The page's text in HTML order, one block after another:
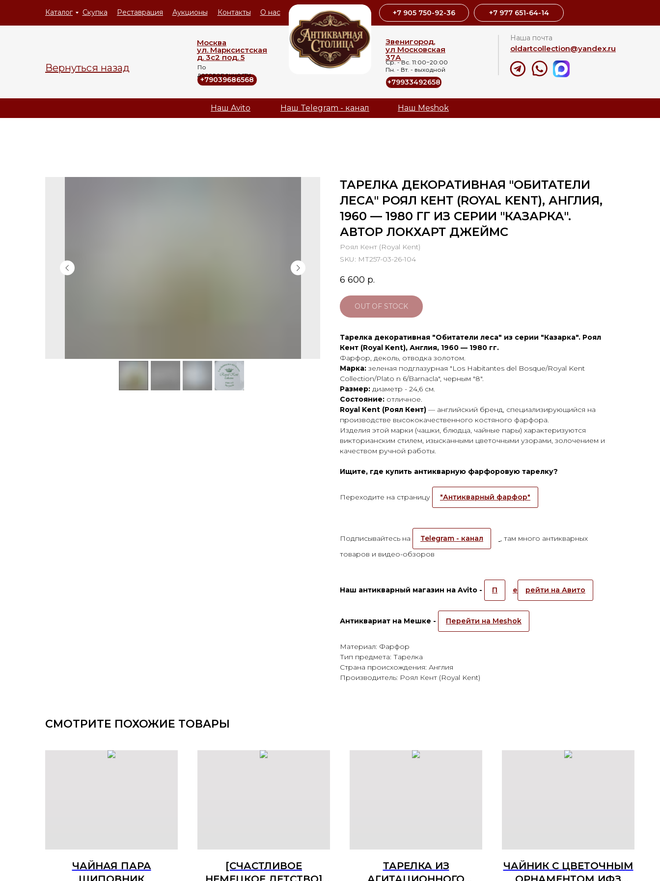
Наша почта
Аукционы
Реставрация
Скупка Контакты О нас
Каталог
oldartcollection@yandex.ru
+7 977 651-64-14
Москва
ул. Марксистская
д. 3с2 под. 5
+79039686568
По
договоренности
+7 905 750-92-36
Вернуться назад
Звенигород,
ул Московская
37А
Ср. - Вс. 11:00−20:00
Пн. - Вт. - выходной
+79933492658
Наш Meshok
Наш Avito Наш Telegram - канал
ТАРЕЛКА ДЕКОРАТИВНАЯ "ОБИТАТЕЛИ
ЛЕСА" РОЯЛ КЕНТ (ROYAL KENT), АНГЛИЯ,
1960 — 1980 ГГ ИЗ СЕРИИ "КАЗАРКА".
АВТОР ЛОКХАРТ ДЖЕЙМС
Роял Кент (Royal Kent)
SKU: МТ257-03-26-104
6 600 р.
OUT OF STOCK
Тарелка декоративная "Обитатели леса" из серии "Казарка". Роял
Кент (Royal Kent), Англия, 1960 — 1980 гг.
Фарфор, деколь, отводка золотом.
Марка: зеленая подглазурная "Los Habitantes del Bosque/Royal Kent
Collection/Plato n 6/Barnacla", черным "8".
Размер: диаметр - 24,6 см.
Состояние: отличное.
Royal Kent (Роял Кент) — английский бренд, специализирующийся на
производстве высококачественного костяного фарфора.
Изделия этой марки (чашки, блюдца, чайные пары) характеризуются
викторианским стилем, изысканными цветочными узорами, золочением и
качеством ручной работы.
Ищите, где купить антикварную фарфоровую тарелку?
Переходите на страницу "Антикварный фарфор"
Подписывайтесь на Telegram - канал
, там много антикварных
товаров и видео-обзоров
Наш антикварный магазин на Avito - П е рейти на Авито
Антиквариат на Мешке - Перейти на Meshok
Материал: Фарфор
Тип предмета: Тарелка
Страна происхождения: Англия
Производитель: Роял Кент (Royal Kent)
СМОТРИТЕ ПОХОЖИЕ ТОВАРЫ
ЧАЙНАЯ ПАРА
[СЧАСТЛИВОЕ
ТАРЕЛКА ИЗ
ЧАЙНИК C ЦВЕТОЧНЫМ